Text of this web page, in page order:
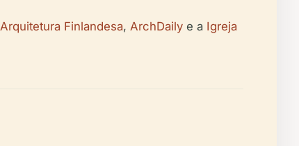
Finlandesa, ArchDaily e a Igreja